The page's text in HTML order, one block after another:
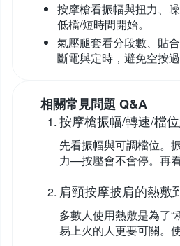
按摩槍看振幅與扭力、
低檔/短時間開始。
氣壓腿套看分段數、貼
斷電與定時，避免空按過
相關常見問題 Q&A
按摩槍振幅/轉速/檔
先看振幅與可調檔位。
力—按壓會不會停。再
肩頸按摩披肩的熱敷
多數人使用熱敷是為了
易上火的人更要可關。